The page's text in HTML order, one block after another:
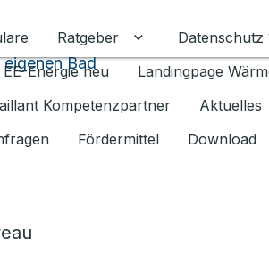
Ratgeber Untermenü für
Datenschutz
EE-Energie neu Landingpage
Kompetenzpartner
Aktuelles
Fördermittel Download
Bad